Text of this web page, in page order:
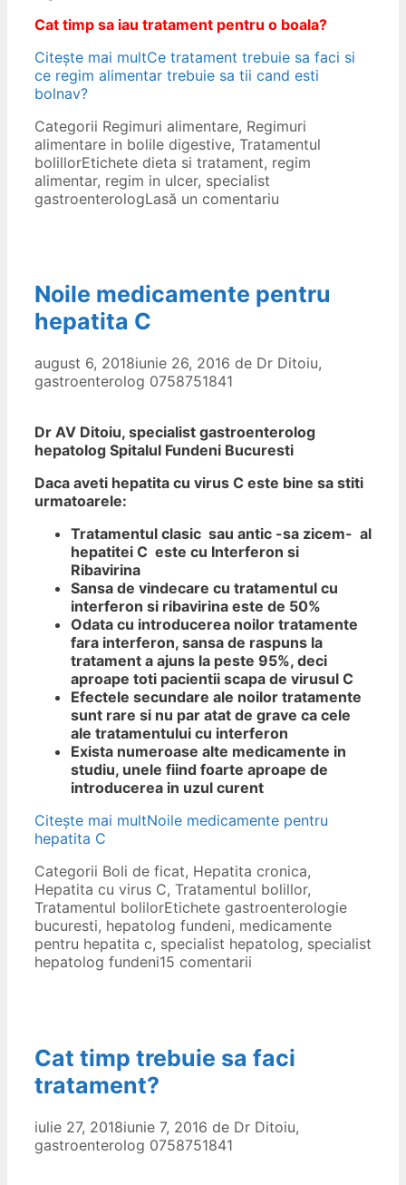
Cat timp sa iau tratament pentru o boala?
Citește mai multCe tratament trebuie sa faci si
ce regim alimentar trebuie sa tii cand esti
bolnav?
Categorii Regimuri alimentare, Regimuri
alimentare in bolile digestive, Tratamentul
bolillorEtichete dieta si tratament, regim
alimentar, regim in ulcer, specialist
gastroenterologLasă un comentariu
Noile medicamente pentru
hepatita C
august 6, 2018iunie 26, 2016 de Dr Ditoiu,
gastroenterolog 0758751841
Dr AV Ditoiu, specialist gastroenterolog
hepatolog Spitalul Fundeni Bucuresti
Daca aveti hepatita cu virus C este bine sa stiti
urmatoarele:
Tratamentul clasic sau antic -sa zicem- al
hepatitei C este cu Interferon si
Ribavirina
Sansa de vindecare cu tratamentul cu
interferon si ribavirina este de 50%
Odata cu introducerea noilor tratamente
fara interferon, sansa de raspuns la
tratament a ajuns la peste 95%, deci
aproape toti pacientii scapa de virusul C
Efectele secundare ale noilor tratamente
sunt rare si nu par atat de grave ca cele
ale tratamentului cu interferon
Exista numeroase alte medicamente in
studiu, unele fiind foarte aproape de
introducerea in uzul curent
Citește mai multNoile medicamente pentru
hepatita C
Categorii Boli de ficat, Hepatita cronica,
Hepatita cu virus C, Tratamentul bolillor,
Tratamentul bolilorEtichete gastroenterologie
bucuresti, hepatolog fundeni, medicamente
pentru hepatita c, specialist hepatolog, specialist
hepatolog fundeni15 comentarii
Cat timp trebuie sa faci
tratament?
iulie 27, 2018iunie 7, 2016 de Dr Ditoiu,
gastroenterolog 0758751841